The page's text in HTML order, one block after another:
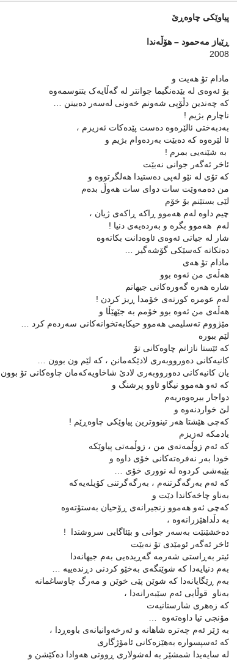
پیاوێکی چاوه‌ڕێ
ڕێباز مه‌حمود – هۆڵه‌ندا
مادام تۆ هه‌یت و
بۆ ئه‌وه‌ی له‌ بێده‌نگیما جوانتر له‌ گه‌ڵایه‌ک بتنوسمه‌وه‌
که‌ چه‌ندین دڵۆپی شه‌ونم خه‌ونی له‌سه‌ر ده‌بینن …
ناچارم بژیم !
به‌دبه‌ختی ئالێره‌وه‌ ده‌ست پێده‌کات ئه‌زیزم ،
ئا لێره‌وه‌ که‌ ده‌بێت به‌رده‌وام بژیم و
به‌ شێنه‌یی بمرم !
ئاخر ئه‌گه‌ر جوانی نه‌بێت
که‌ تۆی له‌ نێو له‌پی ده‌ستیدا هه‌لگرتووه‌ و
من ده‌مه‌وێت سات دوای سات هه‌وڵ بده‌م
لێی بستێنم بۆ خۆم
چیم داوه‌ له‌م هه‌موو ڕاکه‌ ڕاکه‌ی ژیان ،
له‌م هه‌موو بگره‌ و به‌رده‌یه‌ی دنیا !
شار له‌ جیاتی ئه‌وه‌ی ئاوه‌دانت بکاته‌وه‌
ده‌تکاته‌ که‌سێکی گۆشه‌گیر …
مادام تۆ هه‌ی
هه‌ڵه‌ی من ئه‌وه‌ بوو
شاره‌ هه‌ره‌ گه‌وره‌کانی جیهانم
له‌م عومره‌ کورته‌ی خۆمدا ڕیز کردن !
هه‌ڵه‌ی من ئه‌وه‌ بوو خۆمم به‌ جێهێڵا و
مێژووم ته‌سلیمی هه‌موو حیکایه‌تخوانه‌کانی سه‌رده‌م کرد …
لێم ببوره‌
که‌ ئێستا نازانم چاوه‌کانی تۆ
کانیه‌کانی ده‌ورووبه‌ری لادێکه‌مانن ، که‌ لێم ون بوون …
یان کانیه‌کانی ده‌ورووبه‌ری لادێ شاخاویه‌که‌مان چاوه‌کانی تۆ بوون
که‌ ئه‌و هه‌موو نیگاو ئاوو پرشنگ و
دواجار بیره‌وه‌ریه‌م
لێ خواردنه‌وه‌ و
که‌چی هێشتا هه‌ر تینووترین پیاوێکی چاوه‌ڕێم !
یادمکه‌ ئه‌زیزم
که‌ ئه‌م زوڵمه‌ته‌ی من ، زوڵمه‌تی پیاوێکه‌
خودا به‌ر نه‌فره‌ته‌کانی خۆی داوه‌ و
بێبه‌شی کردوه‌ له‌ نووری خۆی …
که‌ ئه‌م به‌رگه‌گرتنه‌م ، به‌رگه‌گرتنی کۆیله‌یه‌که‌
به‌ناو چاخه‌کاندا دێت و
که‌چی ئه‌و هه‌موو زنجیرانه‌ی ڕۆحیان به‌ستۆته‌وه‌
به‌ دڵداهێزرانه‌وه‌ ،
ده‌خشێنێت به‌سه‌ر جوانی و بێئاگایی سروشتدا !
ئاخر ئه‌گه‌ر ئومێدی تۆ نه‌بێت
ئیتر به‌ڕاستی شه‌رمه‌ گه‌ڕیده‌یی به‌م جیهانه‌دا
به‌م دنیایه‌دا که‌ شوێنگه‌ی به‌خێو کردنی دڕنده‌ییه …‌
به‌م ڕێگایانه‌دا که‌ شوێن پێی خوێن و مه‌رگ چاوساغمانه‌
به‌ناو قوڵایی ئه‌م سێبه‌رانه‌دا ،
که‌ زه‌هری شارستانیه‌ت
مۆنجی تیا داوه‌ته‌وه‌ …
به‌ ژێر ئه‌م چه‌تره‌ ‌شاهانه‌ و ئه‌رخه‌وانیانه‌ی باوه‌ڕدا ،
که‌ ئه‌سپسواره‌ به‌هێزه‌کانی ئامۆژگاری
له‌ سایه‌یدا شمشێر به‌ له‌شولاری ڕووتی هه‌وادا ده‌کێشن و